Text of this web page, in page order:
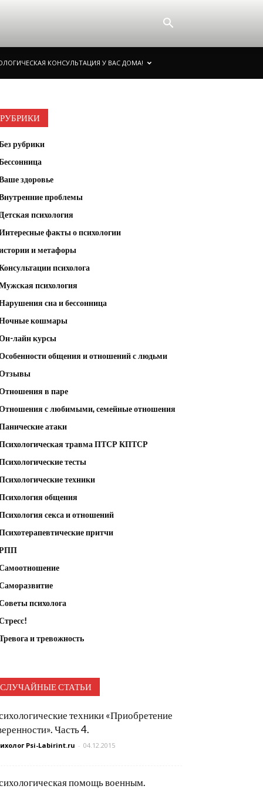
КОНСУЛЬТАЦИЯ У ВАС ДОМА!
РУБРИКИ
рубрики
здоровье
проблемы
Детская психология
факты о психологии
и метафоры
психолога
психология
сна и бессонница
кошмары
лайн курсы
общения и отношений с людьми
в паре
с любимыми, семейные отношения
атаки
травма ПТСР КПТСР
тесты
техники
общения
секса и отношений
притчи
психолога
и тревожность
СЛУЧАЙНЫЕ СТАТЬИ
техники «Приобретение
Часть 4.
Psi-Labirint.ru - 04.12.2015
помощь военным.